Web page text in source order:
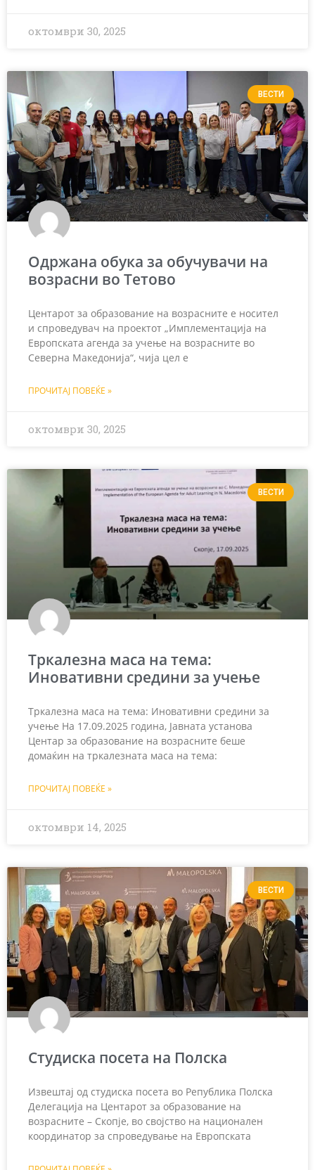
октомври 30, 2025
ВЕСТИ
Одржана обука за обучувачи на
возрасни во Тетово
Центарот за образование на возрасните е носител
и спроведувач на проектот „Имплементација на
Европската агенда за учење на возрасните во
Северна Македонија“, чија цел е
ПРОЧИТАЈ ПОВЕЌЕ »
октомври 30, 2025
ВЕСТИ
Тркалезна маса на тема:
Иновативни средини за учење
Тркалезна маса на тема: Иновативни средини за
учење На 17.09.2025 година, Јавната установа
Центар за образование на возрасните беше
домаќин на тркалезната маса на тема:
ПРОЧИТАЈ ПОВЕЌЕ »
октомври 14, 2025
ВЕСТИ
Студиска посета на Полска
Извештај од студиска посета во Република Полска
Делегација на Центарот за образование на
возрасните – Скопје, во својство на национален
координатор за спроведување на Европската